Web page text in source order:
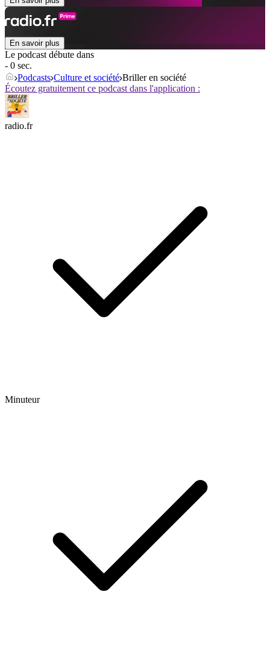
En savoir plus
Le podcast débute dans
- 0 sec.
Podcasts Culture et société Briller en société
Écoutez gratuitement ce podcast dans l'application :
radio.fr
Minuteur